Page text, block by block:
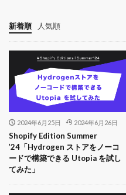
新着順 人気順
2024年6月25日 2024年6月26日
Shopify Edition Summer
’24「Hydrogen ストアをノーコ
ードで構築できる Utopia を試し
てみた」